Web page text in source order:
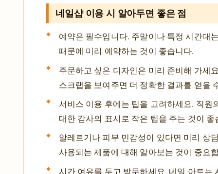
네일샵 이용 시 알아두면 좋은 점
예약은 필수입니다. 주말이나 특정 시간대
때문에 미리 예약하는 것이 좋습니다.
주문하고 싶은 디자인은 미리 준비해 가세
스크랩을 보여주면 더 정확한 결과를 얻을
서비스 이용 후에는 팁을 고려하세요. 직원
대한 감사의 표시로 작은 팁을 주는 것이 좋
알레르기나 피부 민감성이 있다면 미리 상
사용되는 제품에 대해 알아보는 것이 중요
시간 여유를 두고 방문하세요. 네일 아트는